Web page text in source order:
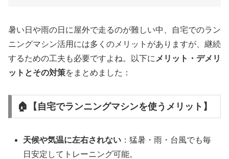
暑い日や雨の日に屋外で走るのが難しい中、自宅でのラン
ニングマシン活用には多くのメリットがありますが、継続
するための工夫も必要ですよね。以下に メリット・デメリ
ットとその対策をまとめました：
🏠【自宅でランニングマシンを使うメリット】
天候や気温に左右されない ：猛暑・雨・台風でも毎
日安定してトレーニング可能。